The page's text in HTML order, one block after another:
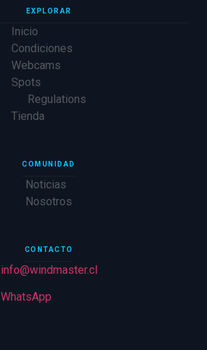
EXPLORAR
Inicio
Condiciones
Webcams
Spots
Regulations
Tienda
COMUNIDAD
Noticias
Nosotros
CONTACTO
info@windmaster.cl
WhatsApp